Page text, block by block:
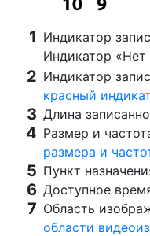
Индикатор
Индикатор «Нет
Индикатор
красный
Длина
Размер и
размера и
Пункт
Доступное
Область
области